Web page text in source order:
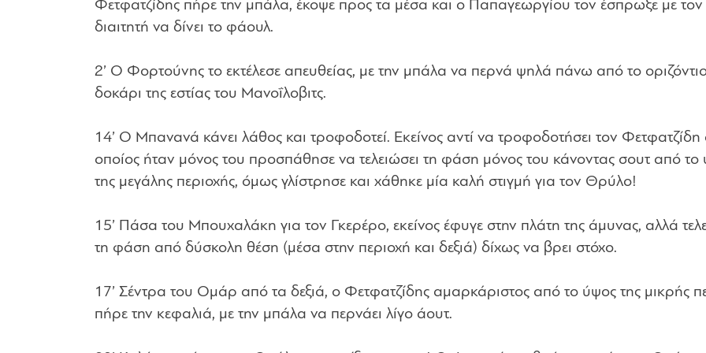
Φετφατζίδης πήρε την μπάλα, έκοψε προς τα μέσα και ο Παπαγεωργίου τον έσπρωξε με τον
διαιτητή να δίνει το φάουλ.
2’ Ο Φορτούνης το εκτέλεσε απευθείας, με την μπάλα να περνά ψηλά πάνω από το
δοκάρι της εστίας του Μανοΐλοβιτς.
14’ Ο Μπανανά κάνει λάθος και τροφοδοτεί. Εκείνος αντί να τροφοδοτήσει τον Φετφατζίδη
οποίος ήταν μόνος του προσπάθησε να τελειώσει τη φάση μόνος του κάνοντας σουτ από το
της μεγάλης περιοχής, όμως γλίστρησε και χάθηκε μία καλή στιγμή για τον Θρύλο!
15’ Πάσα του Μπουχαλάκη για τον Γκερέρο, εκείνος έφυγε στην πλάτη της άμυνας, αλλά
τη φάση από δύσκολη θέση (μέσα στην περιοχή και δεξιά) δίχως να βρει στόχο.
17’ Σέντρα του Ομάρ από τα δεξιά, ο Φετφατζίδης αμαρκάριστος από το ύψος της μικρής
πήρε την κεφαλιά, με την μπάλα να περνάει λίγο άουτ.